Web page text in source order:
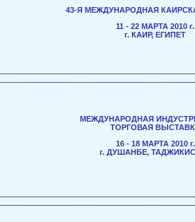
43-Я МЕЖДУНАРОДНАЯ
11 - 22 МАРТА 2010 г.
г. КАИР, ЕГИПЕТ
МЕЖДУНАРОДНАЯ
ТОРГОВАЯ
16 - 18 МАРТА 2010 г.
г. ДУШАНБЕ,